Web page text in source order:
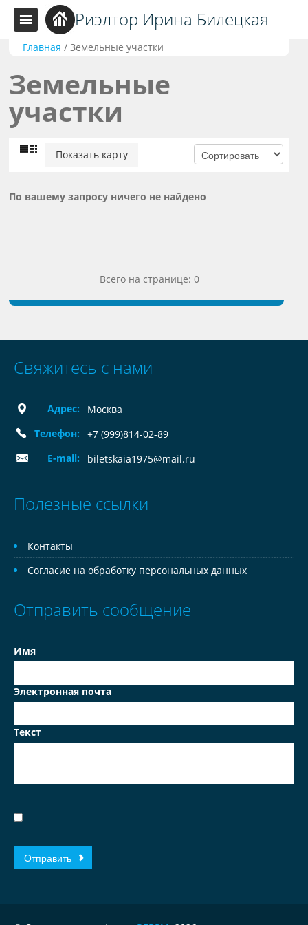
Риэлтор Ирина Билецкая
Главная /Земельные участки
Земельные
участки
Показать карту
По вашему запросу ничего не найдено
Всего на странице: 0
Свяжитесь с нами
Адрес:
Москва
Телефон:
+7 (999)814-02-89
E-mail:
biletskaia1975@mail.ru
Полезные ссылки
Контакты
Согласие на обработку персональных данных
Отправить сообщение
Имя
Электронная почта
Текст